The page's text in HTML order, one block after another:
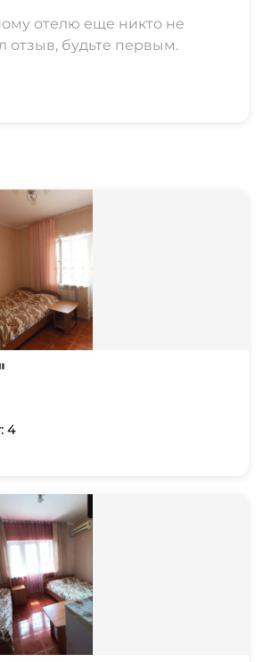
отелю еще никто не
отзыв, будьте первым.
4